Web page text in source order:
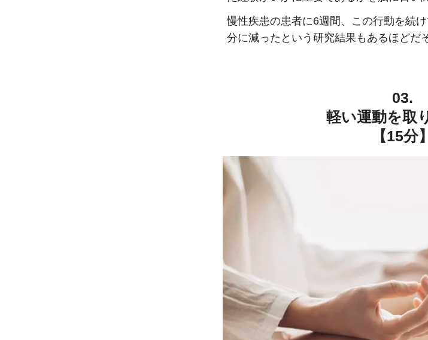
慢性疾患の患者に6週間、この行動を続
分に減ったという研究結果もあるほどだ
03.
軽い運動を取
【15分】